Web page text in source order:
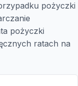
pożyczki
pożyczki
ratach na